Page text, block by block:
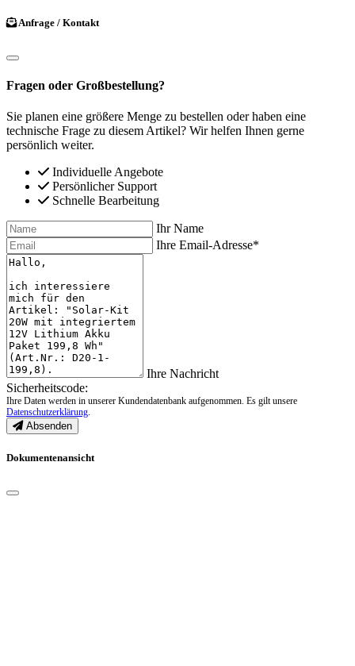
Anfrage / Kontakt
Fragen oder Großbestellung?
Sie planen eine größere Menge zu bestellen oder haben eine
technische Frage zu diesem Artikel? Wir helfen Ihnen gerne
persönlich weiter.
Individuelle Angebote
Persönlicher Support
Schnelle Bearbeitung
Ihr Name
Ihre Email-Adresse*
Ihre Nachricht
Sicherheitscode:
Ihre Daten werden in unserer Kundendatenbank aufgenommen. Es gilt unsere
Datenschutzerklärung.
Absenden
Dokumentenansicht